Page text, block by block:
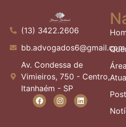
(13) 3422.2606
bb.advogados6@gmail.com
Av. Condessa de
Vimieiros, 750 - Centro,
Itanhaém - SP